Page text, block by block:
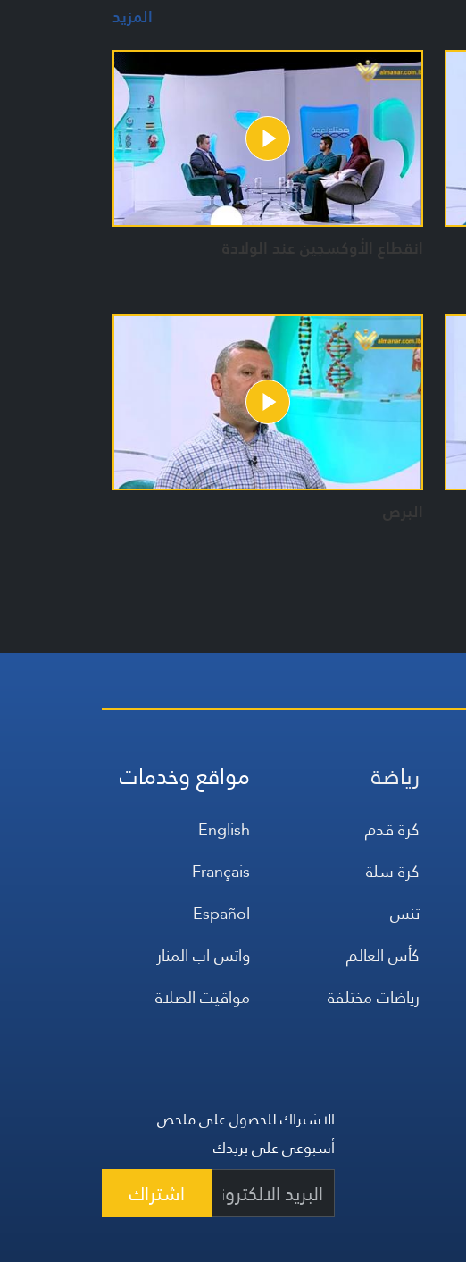
برنامج طبي إرشادي يتضمن فقرات متعددة تناقش
الأمراض الشائعة في مجتمعنا بالاضافة الى فقرات
توعوية مهمة.
تقديم :
يوسف حمدان / آمنة البزال / حوراء حلباوي
حسام ياسين / زينب بريطع / حسن نجدي
فريق العمل
المخرجة: فاطمة الدبق
بشرى سعد / آمنة البزال / يوسف حمدان
حوراء حلباوي / حسام ياسين / زينب بريطع
مهدي بيلون / زينب سليم / إدارة الإنتاج: جنان زغيب
المزيد
انقطاع الأوكسجين عند الولادة
البرص
رياضة
كرة قدم
كرة سلة
تنس
كأس العالم
رياضات مختلفة
مواقع وخدمات
English
Français
Español
واتس اب المنار
مواقيت الصلاة
الاشتراك للحصول على ملخص
أسبوعي على بريدك
اشتراك